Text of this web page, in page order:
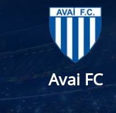
Avai FC